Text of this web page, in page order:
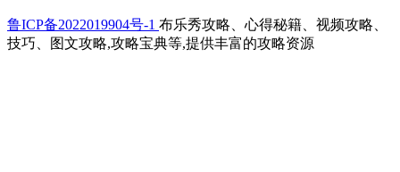
鲁ICP备2022019904号-1 布乐秀攻略、心得秘籍、视频攻略、
技巧、图文攻略,攻略宝典等,提供丰富的攻略资源